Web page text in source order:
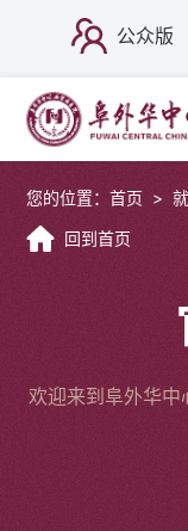
公众版
您的位置：首页 >
回到首页
欢迎来到阜外华中